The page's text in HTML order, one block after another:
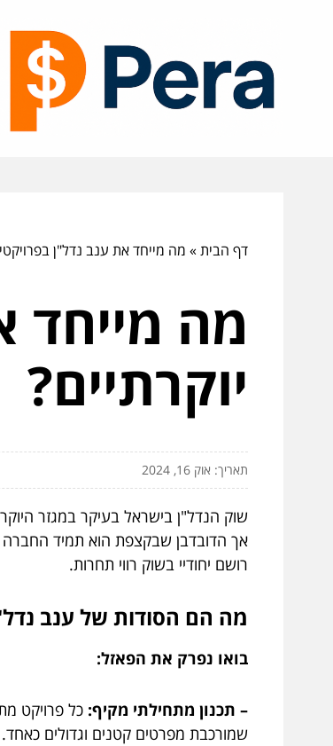
דף הבית» מה מייחד את ענב נדל"ן בפרויקטי
מה מייחד
יוקרתיים?
תאריך: אוק 16, 2024
שוק הנדל"ן בישראל בעיקר במגזר
אך הדובדבן שבקצפת הוא תמיד
רושם יחודיי בשוק רווי תחרות.
מה הם הסודות של ענב
בואו נפרק את הפאזל:
– תכנון מתחילתי מקיף: כל פרויקט
שמורכבת מפרטים קטנים וגדולים כאחד.